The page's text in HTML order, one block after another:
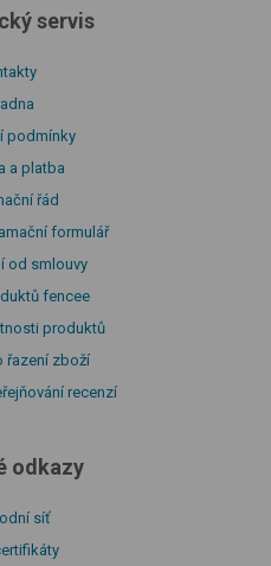
servis
podmínky
a platba
řád
formulář
od smlouvy
fencee
produktů
řazení zboží
recenzí
odkazy
síť